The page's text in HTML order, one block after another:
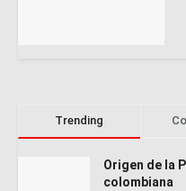
Trending
Origen de la
colombiana